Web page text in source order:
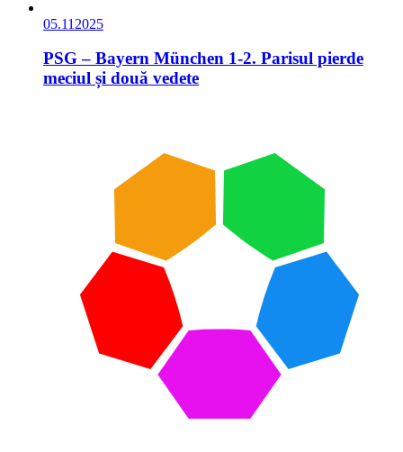
05.11 2025
PSG – Bayern München 1-2. Parisul pierde
meciul și două vedete